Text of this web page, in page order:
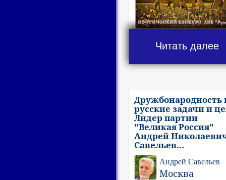
Читать далее
Дружбонародность
русские задачи и
Лидер партии
"Великая Россия"
Андрей
Савельев...
Андрей Савельев
Москва